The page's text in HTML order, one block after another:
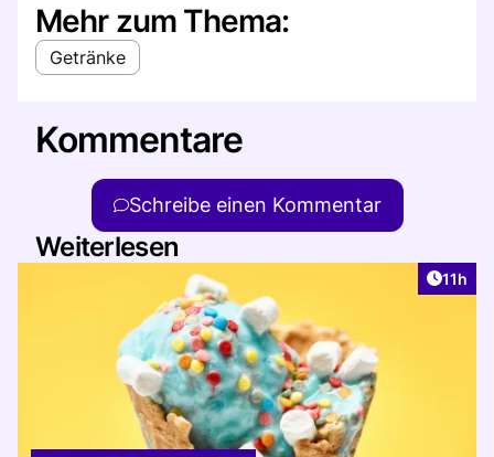
Mehr zum Thema:
Getränke
Kommentare
Schreibe einen Kommentar
Weiterlesen
11h